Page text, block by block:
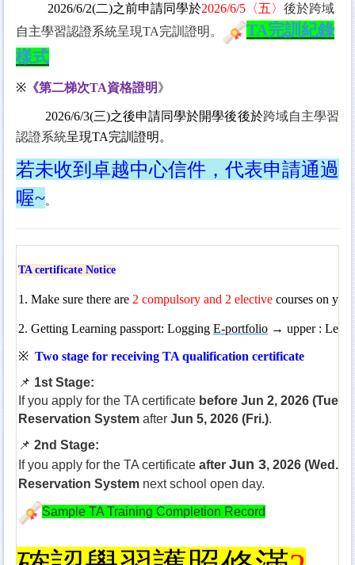
2026/6/2(二)之前申請同學於2026/6/5 〈五〉 後於跨域
自主學習認證系統呈現TA完訓證明 。 TA完訓 紀錄
樣式
※ 《第二梯次TA資格證明》
2026/6/3(三)之後申請同學於開學後後於跨域自主學習
認證系統呈現TA完訓證明 。
若未收到卓越中心信件，代表申請通過
喔~。
TA certificate Notice
1. Make sure there are 2 compulsory and 2 elective courses on
2. Getting Learning passport: Logging E-portfolio → upper :
※ Two stage for receiving TA qualification certificate
📌 1st Stage:
If you apply for the TA certificate before Jun 2, 2026 (Tue.)
Reservation System after Jun 5, 2026 (Fri.).
📌 2nd Stage:
If you apply for the TA certificate after Jun 3, 2026 (Wed.)
Reservation System next school open day.
Sample TA Training Completion Record